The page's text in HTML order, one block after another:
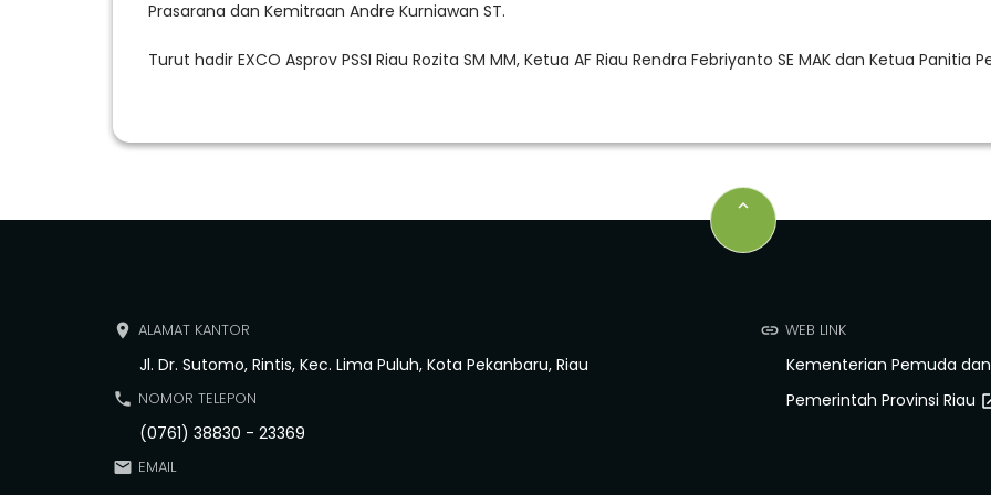
Prasarana dan Kemitraan Andre Kurniawan ST.
Turut hadir EXCO Asprov PSSI Riau Rozita SM MM, Ketua AF Riau Rendra Febriyanto SE MAK dan Ketua Panitia
keyboard_arrow_up
place ALAMAT KANTOR
Jl. Dr. Sutomo, Rintis, Kec. Lima Puluh, Kota Pekanbaru, Riau
phone NOMOR TELEPON
(0761) 38830 - 23369
email EMAIL
link WEB LINK
Kementerian Pemuda
Pemerintah Provinsi Riau